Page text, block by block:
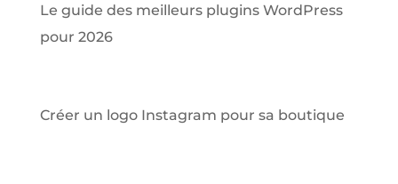
Le guide des meilleurs plugins WordPress
pour 2026
Créer un logo Instagram pour sa boutique